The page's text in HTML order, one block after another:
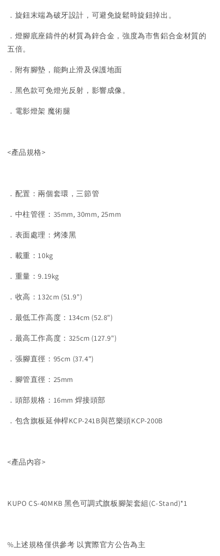
．旋鈕末端為破牙設計，可避免旋鬆時旋鈕掉出。
．燈腳底座鑄件的材質為鋅合金，強度為市售鋁合金材質的
五倍。
．附有腳墊，能夠止滑及保護地面
．黑色款可免燈光反射，影響成像。
．電影燈架 魔術腿
<產品規格>
．配置：兩個套環，三節管
．中柱管徑：35mm, 30mm, 25mm
．表面處理：烤漆黑
．載重：10kg
．重量：9.19kg
．收高：132cm (51.9")
．最低工作高度：134cm (52.8")
．最高工作高度：325cm (127.9")
．張腳直徑：95cm (37.4")
．腳管直徑：25mm
．頭部規格：16mm 焊接頭部
．包含旗板延伸桿KCP-241B與芭樂頭KCP-200B
<產品內容>
KUPO CS-40MKB 黑色可調式旗板腳架套組(C-Stand)*1
%上述規格僅供參考 以實際官方公告為主